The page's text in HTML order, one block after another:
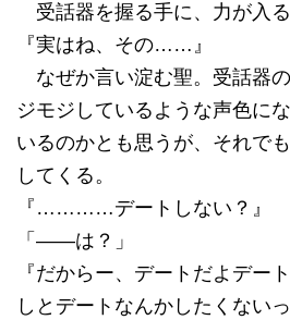
受話器を握る手に、力が入る
『実はね、その……』
なぜか言い淀む聖。受話器
ジモジしているような声色に
いるのかとも思うが、それで
してくる。
『…………デートしない？』
「――は？」
『だからー、デートだよデー
しとデートなんかしたくない